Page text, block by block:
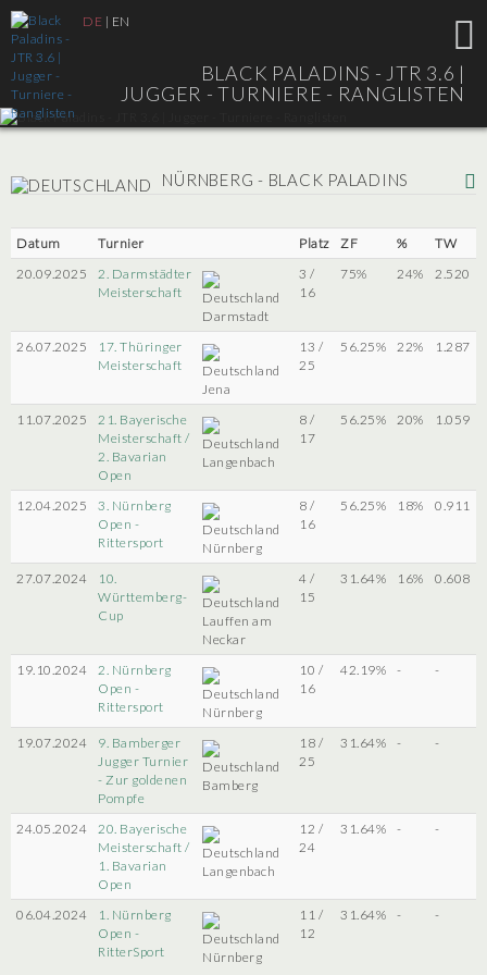
DE | EN
BLACK PALADINS - JTR 3.6 |
JUGGER - TURNIERE - RANGLISTEN
NÜRNBERG - BLACK PALADINS
Datum Turnier Platz ZF %
TW
20.09.2025
2. Darmstädter
Meisterschaft
Darmstadt
3 /
16
75% 24% 2.520
26.07.2025
17. Thüringer
Meisterschaft
Jena
13 /
25
56.25% 22% 1.287
11.07.2025
21. Bayerische
Meisterschaft /
2. Bavarian
Open
Langenbach
8 /
17
56.25% 20% 1.059
12.04.2025
3. Nürnberg
Open -
Rittersport
Nürnberg
8 /
16
56.25% 18% 0.911
27.07.2024
10.
Württemberg-
Cup
Lauffen am
Neckar
4 /
15
31.64% 16% 0.608
19.10.2024
2. Nürnberg
Open -
Rittersport
Nürnberg
10 /
16
42.19% - -
19.07.2024
9. Bamberger
Jugger Turnier
- Zur goldenen
Pompfe
Bamberg
18 /
25
31.64% - -
24.05.2024
20. Bayerische
Meisterschaft /
1. Bavarian
Open
Langenbach
12 /
24
31.64% - -
06.04.2024
1. Nürnberg
Open -
RitterSport
Nürnberg
11 /
12
31.64% - -